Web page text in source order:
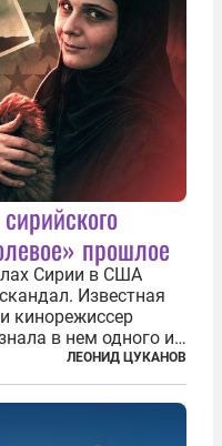
прошлое
Сирии в США
Известная
кинорежиссер
в нем одного из
Алеппо в
что Канатри, в
ЛЕОНИД ЦУКАНОВ